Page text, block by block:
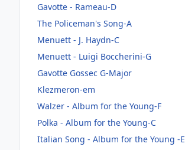
Gavotte - Rameau-D
The Policeman's Song-A
Menuett - J. Haydn-C
Menuett - Luigi Boccherini-G
Gavotte Gossec G-Major
Klezmeron-em
Walzer - Album for the Young-F
Polka - Album for the Young-C
Italian Song - Album for the Young -E